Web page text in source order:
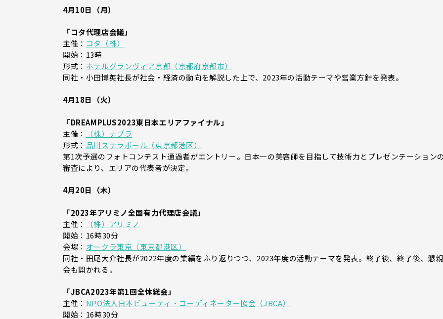
4月10日（月）
「コタ代理店会議」
主催： コタ（株）
開始：13時
形式： ホテルグランヴィア京都（京都府京都市）
同社・小田博英社長が社会・経済の動向を解説した上で、2023年の活動テーマや営業方針を発表。
4月18日（火）
「DREAMPLUS2023東日本エリアファイナル」
主催：
（株）ナプラ
形式： 品川ステラボール（東京都港区）
第1次予選のフォトコンテスト通過者がエントリー。日本一の美容師を目指して技術力とプレゼンテーション
審査により、エリアの代表者が決定。
4月20日（木）
「2023年アリミノ全国有力代理店会議」
主催：
（株）アリミノ
開始：16時30分
会場： オークラ東京（東京都港区）
同社・田尾大介社長が2022年度の業績をふり返りつつ、2023年度の活動テーマを発表。終了後、終了後、懇親
会も開かれる。
「JBCA2023年第1回全体総会」
主催： NPO法人日本ビューティ・コーディネーター協会（JBCA）
開始：16時30分